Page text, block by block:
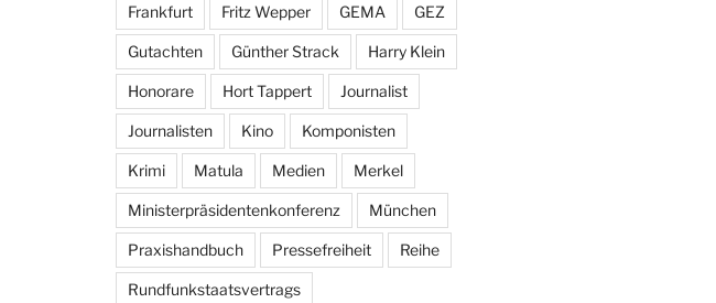
Frankfurt Fritz Wepper GEMA GEZ
Gutachten Günther Strack Harry Klein
Honorare Hort Tappert Journalist
Journalisten Kino Komponisten
Krimi Matula Medien Merkel
Ministerpräsidentenkonferenz München
Praxishandbuch Pressefreiheit Reihe
Rundfunkstaatsvertrags